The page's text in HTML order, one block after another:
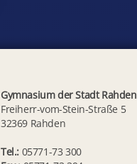
Gymnasium der Stadt Rahden
Freiherr-vom-Stein-Straße 5
32369 Rahden
Tel.: 05771-73 300